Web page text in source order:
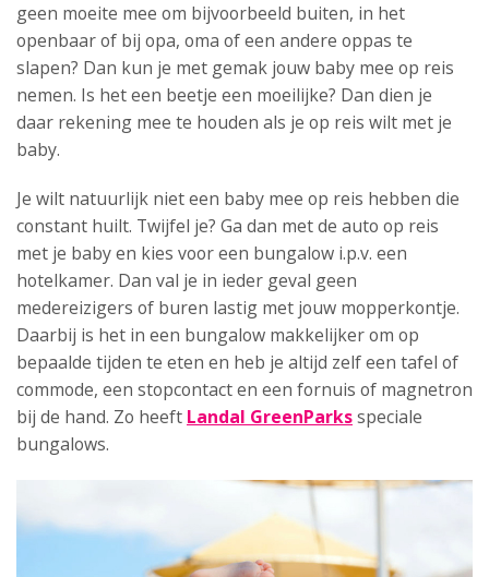
geen moeite mee om bijvoorbeeld buiten, in het
openbaar of bij opa, oma of een andere oppas te
slapen? Dan kun je met gemak jouw baby mee op reis
nemen. Is het een beetje een moeilijke? Dan dien je
daar rekening mee te houden als je op reis wilt met je
baby.
Je wilt natuurlijk niet een baby mee op reis hebben die
constant huilt. Twijfel je? Ga dan met de auto op reis
met je baby en kies voor een bungalow i.p.v. een
hotelkamer. Dan val je in ieder geval geen
medereizigers of buren lastig met jouw mopperkontje.
Daarbij is het in een bungalow makkelijker om op
bepaalde tijden te eten en heb je altijd zelf een tafel of
commode, een stopcontact en een fornuis of magnetron
bij de hand. Zo heeft Landal GreenParksspeciale
bungalows.